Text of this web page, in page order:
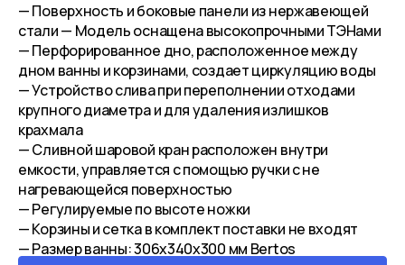
— Поверхность и боковые панели из нержавеющей
стали — Модель оснащена высокопрочными ТЭНами
— Перфорированное дно, расположенное между
дном ванны и корзинами, создает циркуляцию воды
— Устройство слива при переполнении отходами
крупного диаметра и для удаления излишков
крахмала
— Сливной шаровой кран расположен внутри
емкости, управляется с помощью ручки с не
нагревающейся поверхностью
— Регулируемые по высоте ножки
— Корзины и сетка в комплект поставки не входят
— Размер ванны: 306х340х300 мм Bertos